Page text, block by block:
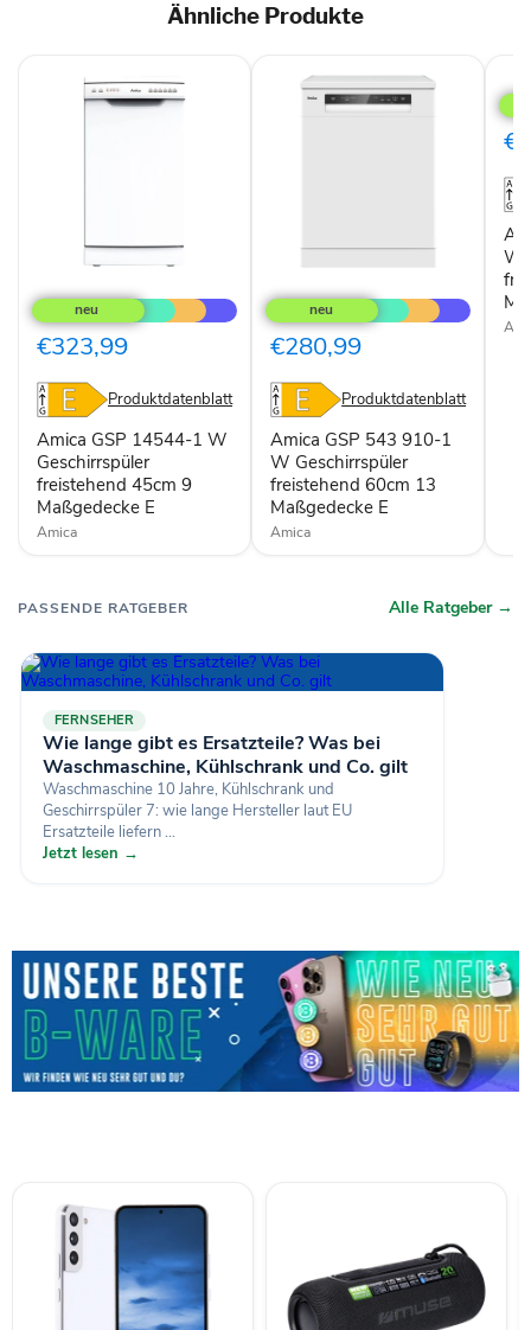
Ähnliche Produkte
GSP
14544-
1
W
freistehend
45cm
Maßgedecke
E
€323,99
Produktdatenblatt
Amica GSP 14544-1 W
Geschirrspüler
freistehend 45cm 9
Maßgedecke E
Amica
GSP
543
910-
1
Geschirrspüler
freistehend
60cm
13
Maßgedecke
E
€280,99
Produktdatenblatt
Amica GSP 543 910-1
W Geschirrspüler
freistehend 60cm 13
Maßgedecke E
Amica
GSP
542
1
12
E
W
PASSENDE RATGEBER Alle Ratgeber →
FERNSEHER
Wie lange gibt es Ersatzteile? Was bei
Waschmaschine, Kühlschrank und Co. gilt
Waschmaschine 10 Jahre, Kühlschrank und
Geschirrspüler 7: wie lange Hersteller laut EU
Ersatzteile liefern ...
Jetzt lesen →